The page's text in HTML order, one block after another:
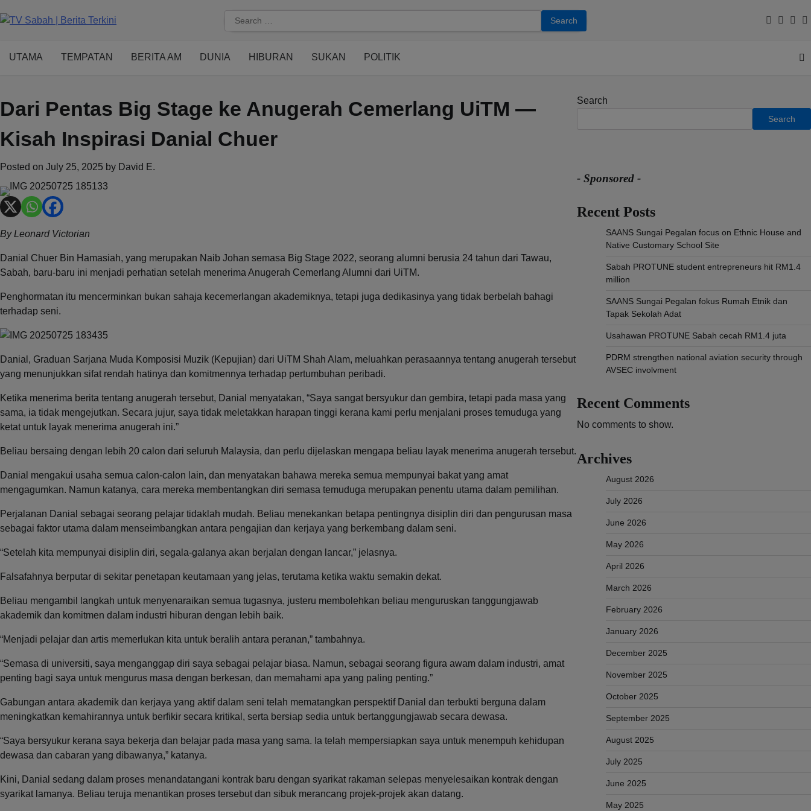
to
Search
for:
Facebook
UTAMA TEMPATAN BERITA AM DUNIA HIBURAN SUKAN POLITIK
Dari Pentas Big Stage ke Anugerah Cemerlang UiTM —
Kisah Inspirasi Danial Chuer
Posted on July 25, 2025 by David E.
By Leonard Victorian
Danial Chuer Bin Hamasiah, yang merupakan Naib Johan semasa Big Stage 2022, seorang alumni berusia 24 tahun dari Tawau,
Sabah, baru-baru ini menjadi perhatian setelah menerima Anugerah Cemerlang Alumni dari UiTM.
Penghormatan itu mencerminkan bukan sahaja kecemerlangan akademiknya, tetapi juga dedikasinya yang tidak berbelah bahagi
terhadap seni.
Danial, Graduan Sarjana Muda Komposisi Muzik (Kepujian) dari UiTM Shah Alam, meluahkan perasaannya tentang anugerah tersebut
yang menunjukkan sifat rendah hatinya dan komitmennya terhadap pertumbuhan peribadi.
Ketika menerima berita tentang anugerah tersebut, Danial menyatakan, “Saya sangat bersyukur dan gembira, tetapi pada masa yang
sama, ia tidak mengejutkan. Secara jujur, saya tidak meletakkan harapan tinggi kerana kami perlu menjalani proses temuduga yang
ketat untuk layak menerima anugerah ini.”
Beliau bersaing dengan lebih 20 calon dari seluruh Malaysia, dan perlu dijelaskan mengapa beliau layak menerima anugerah tersebut.
Danial mengakui usaha semua calon-calon lain, dan menyatakan bahawa mereka semua mempunyai bakat yang amat
mengagumkan. Namun katanya, cara mereka membentangkan diri semasa temuduga merupakan penentu utama dalam pemilihan.
Perjalanan Danial sebagai seorang pelajar tidaklah mudah. Beliau menekankan betapa pentingnya disiplin diri dan pengurusan masa
sebagai faktor utama dalam menseimbangkan antara pengajian dan kerjaya yang berkembang dalam seni.
“Setelah kita mempunyai disiplin diri, segala-galanya akan berjalan dengan lancar,” jelasnya.
Falsafahnya berputar di sekitar penetapan keutamaan yang jelas, terutama ketika waktu semakin dekat.
Beliau mengambil langkah untuk menyenaraikan semua tugasnya, justeru membolehkan beliau menguruskan tanggungjawab
akademik dan komitmen dalam industri hiburan dengan lebih baik.
“Menjadi pelajar dan artis memerlukan kita untuk beralih antara peranan,” tambahnya.
“Semasa di universiti, saya menganggap diri saya sebagai pelajar biasa. Namun, sebagai seorang figura awam dalam industri, amat
penting bagi saya untuk mengurus masa dengan berkesan, dan memahami apa yang paling penting.”
Gabungan antara akademik dan kerjaya yang aktif dalam seni telah mematangkan perspektif Danial dan terbukti berguna dalam
meningkatkan kemahirannya untuk berfikir secara kritikal, serta bersiap sedia untuk bertanggungjawab secara dewasa.
“Saya bersyukur kerana saya bekerja dan belajar pada masa yang sama. Ia telah mempersiapkan saya untuk menempuh kehidupan
dewasa dan cabaran yang dibawanya,” katanya.
Kini, Danial sedang dalam proses menandatangani kontrak baru dengan syarikat rakaman selepas menyelesaikan kontrak dengan
syarikat lamanya. Beliau teruja menantikan proses tersebut dan sibuk merancang projek-projek akan datang.
Search
Search
- Sponsored -
Recent Posts
SAANS Sungai Pegalan focus on Ethnic House and
Native Customary School Site
Sabah PROTUNE student entrepreneurs hit RM1.4
million
SAANS Sungai Pegalan fokus Rumah Etnik dan
Tapak Sekolah Adat
Usahawan PROTUNE Sabah cecah RM1.4 juta
PDRM strengthen national aviation security through
AVSEC involvment
Recent Comments
No comments to show.
Archives
August 2026
July 2026
June 2026
May 2026
April 2026
March 2026
February 2026
January 2026
December 2025
November 2025
October 2025
September 2025
August 2025
July 2025
June 2025
May 2025